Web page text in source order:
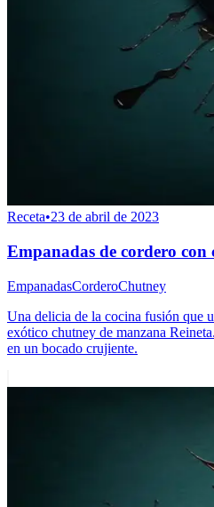
Receta•23 de abril de 2023
Empanadas de cordero con
EmpanadasCorderoChutney
Una delicia de la cocina fusión que
exótico chutney de manzana
en un bocado crujiente.